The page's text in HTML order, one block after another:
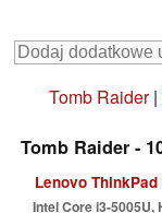
Tomb Raider|
Tomb Raider -
Lenovo ThinkPad
Intel Core i3-5005U,